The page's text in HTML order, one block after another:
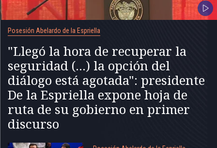
Posesión Abelardo de la Espriella
"Llegó la hora de recuperar la
seguridad (...) la opción del
diálogo está agotada": presidente
De la Espriella expone hoja de
ruta de su gobierno en primer
discurso